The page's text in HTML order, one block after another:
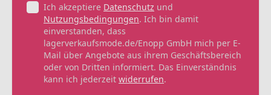
Ich akzeptiere Datenschutz und
Nutzungsbedingungen. Ich bin damit
einverstanden, dass
lagerverkaufsmode.de/Enopp GmbH mich per E-
Mail über Angebote aus ihrem Geschäftsbereich
oder von Dritten informiert. Das Einverständnis
kann ich jederzeit widerrufen.